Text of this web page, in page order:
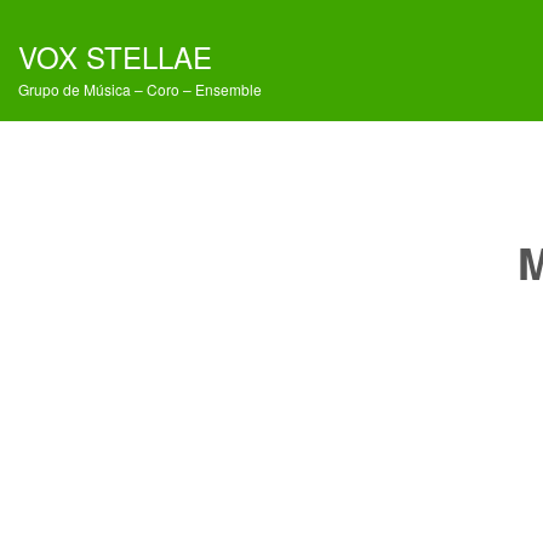
VOX STELLAE
Grupo de Música – Coro – Ensemble